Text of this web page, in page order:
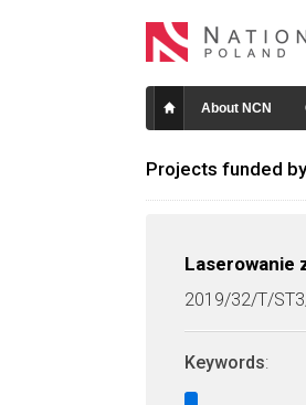
About NCN
Projects funded
Laserowanie
2019/32/T/
Keywords: